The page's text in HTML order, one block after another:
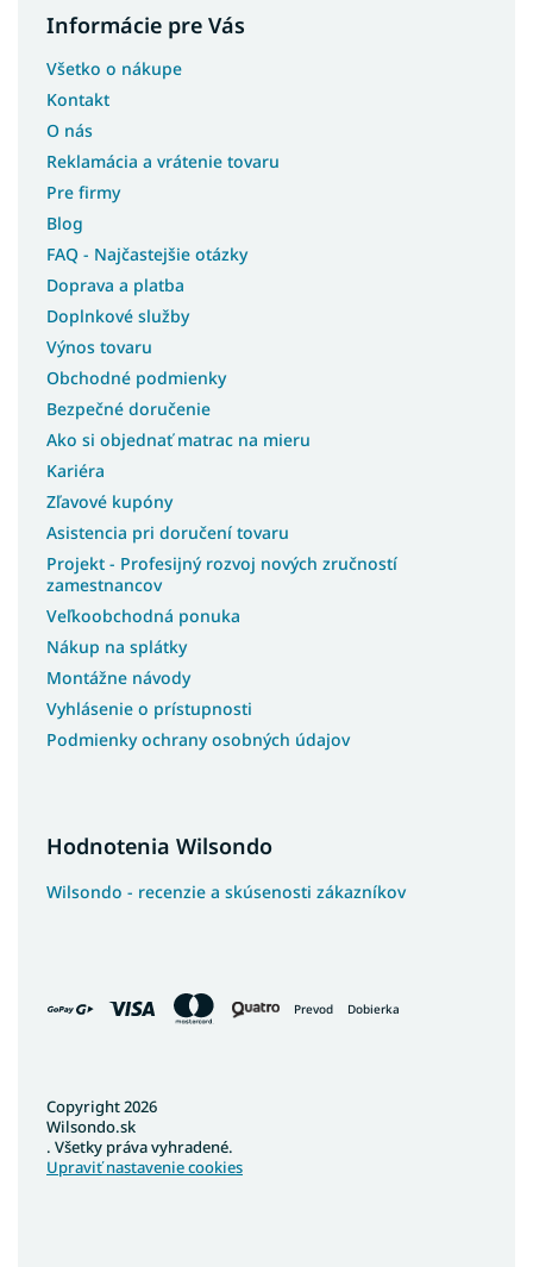
Informácie pre Vás
Všetko o nákupe
Kontakt
O nás
Reklamácia a vrátenie tovaru
Pre firmy
Blog
FAQ - Najčastejšie otázky
Doprava a platba
Doplnkové služby
Výnos tovaru
Obchodné podmienky
Bezpečné doručenie
Ako si objednať matrac na mieru
Kariéra
Zľavové kupóny
Asistencia pri doručení tovaru
Projekt - Profesijný rozvoj nových zručností
zamestnancov
Veľkoobchodná ponuka
Nákup na splátky
Montážne návody
Vyhlásenie o prístupnosti
Podmienky ochrany osobných údajov
Hodnotenia Wilsondo
Wilsondo - recenzie a skúsenosti zákazníkov
Prevod Dobierka
Copyright 2026
Wilsondo.sk
. Všetky práva vyhradené.
Upraviť nastavenie cookies